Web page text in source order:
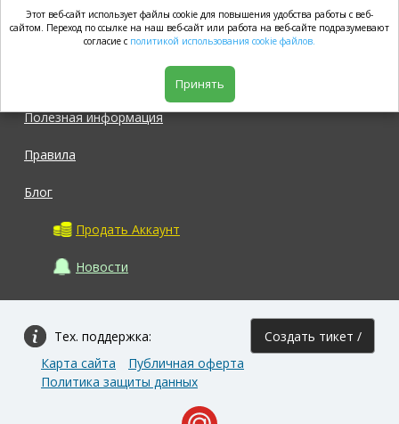
market.com
Полезная информация
Правила
Блог
Продать Аккаунт
Новости
Тех. поддержка: Создать тикет /
Карта сайта
Публичная оферта
Политика защиты данных
Этот веб-сайт использует файлы cookie для повышения удобства работы с веб-
сайтом. Переход по ссылке на наш веб-сайт или работа на веб-сайте подразумевают
согласие с политикой использования cookie файлов.
Принять